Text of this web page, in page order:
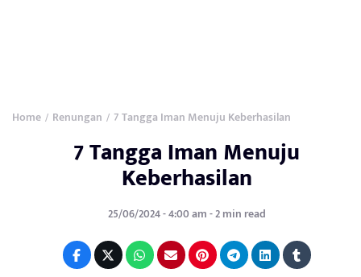
Home / Renungan / 7 Tangga Iman Menuju Keberhasilan
7 Tangga Iman Menuju
Keberhasilan
25/06/2024 - 4:00 am - 2 min read